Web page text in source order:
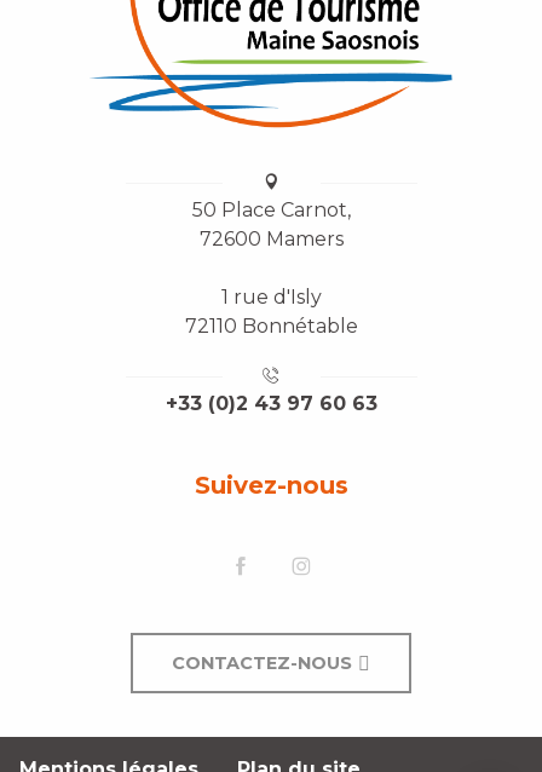
50 Place Carnot,
72600 Mamers
1 rue d'Isly
72110 Bonnétable
+33 (0)2 43 97 60 63
Suivez-nous
CONTACTEZ-NOUS